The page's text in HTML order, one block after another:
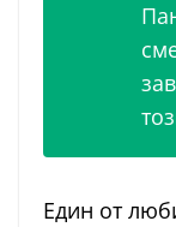
Един от